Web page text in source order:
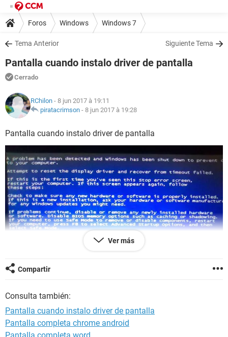
Foros Windows Windows 7
Tema Anterior Siguiente Tema
Pantalla cuando instalo driver de pantalla
Cerrado
RChilon - 8 jun 2017 à 19:11
piratacrimson - 8 jun 2017 à 19:28
Pantalla cuando instalo driver de pantalla
Ver más
Compartir
Consulta también:
Pantalla cuando instalo driver de pantalla
Pantalla completa chrome android